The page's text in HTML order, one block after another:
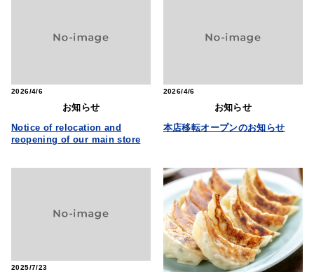
2026 4/6
お知らせ
Notice of relocation and
reopening of our main store
2026 4/6
お知らせ
本店移転オープンのお知らせ
2025 7/23